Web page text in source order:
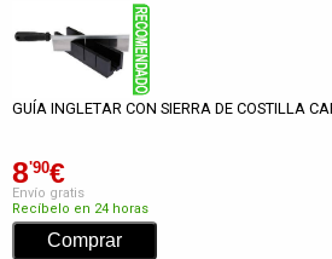
GUÍA INGLETAR CON SIERRA DE COSTILLA
8'90€
Envío gratis
Recíbelo en 24 horas